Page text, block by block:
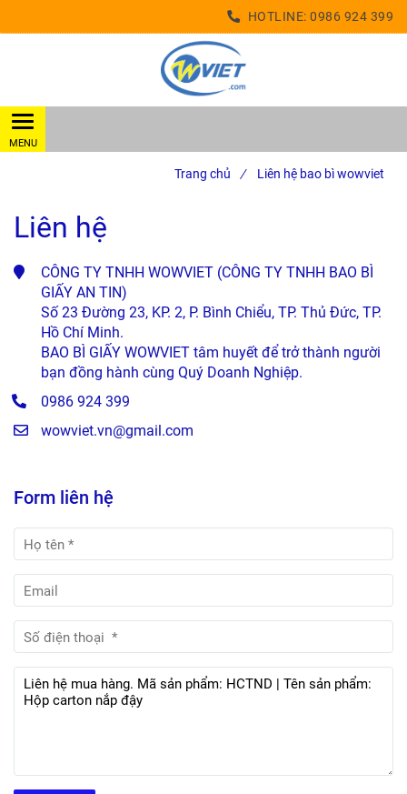
HOTLINE: 0986 924 399
Trang chủ / Liên hệ bao bì wowviet
Liên hệ
CÔNG TY TNHH WOWVIET (CÔNG TY TNHH BAO BÌ
GIẤY AN TIN)
Số 23 Đường 23, KP. 2, P. Bình Chiểu, TP. Thủ Đức, TP.
Hồ Chí Minh.
BAO BÌ GIẤY WOWVIET tâm huyết để trở thành người
bạn đồng hành cùng Quý Doanh Nghiệp.
0986 924 399
wowviet.vn@gmail.com
Form liên hệ